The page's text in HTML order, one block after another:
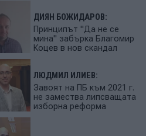
ДИЯН БОЖИДАРОВ:
Принципът "Да не се
мина" забърка Благомир
Коцев в нов скандал
ЛЮДМИЛ ИЛИЕВ:
Завоят на ПБ към 2021 г.
не замества липсващата
изборна реформа